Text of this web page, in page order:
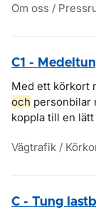
Om oss /
C1 -
Med ett körkort
och personbilar
koppla till en
Vägtrafik /
C - Tung